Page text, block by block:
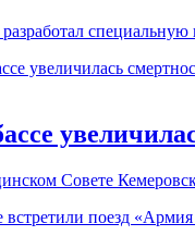
специальную
Совете